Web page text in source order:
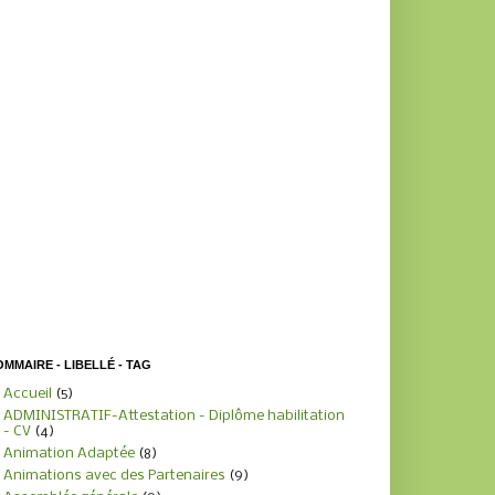
- LIBELLÉ - TAG
Accueil
(5)
ADMINISTRATIF-Attestation - Diplôme habilitation
- CV (4)
Animation Adaptée (8)
Animations avec des Partenaires (9)